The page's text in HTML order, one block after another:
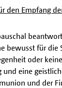
den Empfang
bewusst für
oder
eine
und der